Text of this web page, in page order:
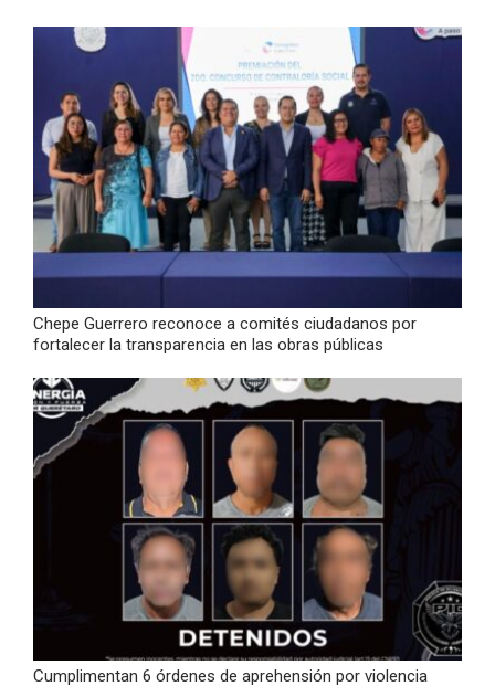
Chepe Guerrero reconoce a comités ciudadanos por
fortalecer la transparencia en las obras públicas
Cumplimentan 6 órdenes de aprehensión por violencia